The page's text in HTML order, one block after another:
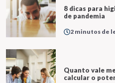
8 dicas para
de pandemia
2 minutos de
Quanto vale
calcular o